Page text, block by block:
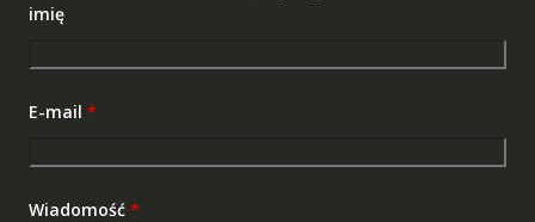
imię
E-mail *
Wiadomość *